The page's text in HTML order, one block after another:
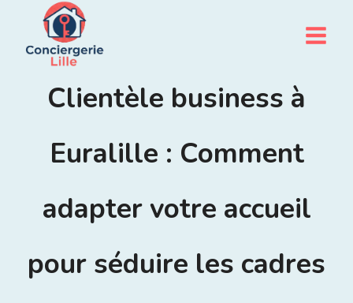
contenu
Clientèle business à
Euralille : Comment
adapter votre accueil
pour séduire les cadres